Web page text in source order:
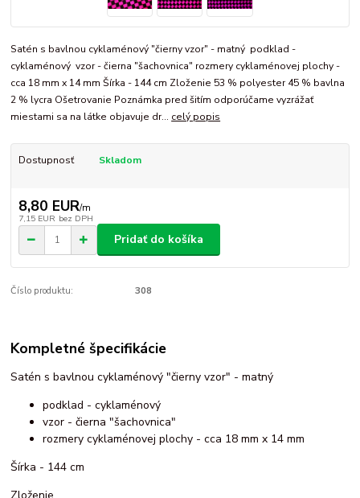
Satén s bavlnou cyklaménový "čierny vzor" - matný podklad -
cyklaménový vzor - čierna "šachovnica" rozmery cyklaménovej plochy -
cca 18 mm x 14 mm Šírka - 144 cm Zloženie 53 % polyester 45 % bavlna
2 % lycra Ošetrovanie Poznámka pred šitím odporúčame vyzrážať
miestami sa na látke objavuje dr... celý popis
Dostupnosť Skladom
8,80 EUR/m
7,15 EUR bez DPH
Pridať do košíka
Číslo produktu: 308
Kompletné špecifikácie
Satén s bavlnou cyklaménový "čierny vzor" - matný
podklad - cyklaménový
vzor - čierna "šachovnica"
rozmery cyklaménovej plochy - cca 18 mm x 14 mm
Šírka - 144 cm